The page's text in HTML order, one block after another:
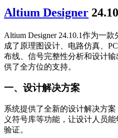
Altium Designer
Altium Designer 24.10.1作为一款
成了原理图设计、电路仿真、
布线、信号完整性分析和设计输
供了全方位的支持。
一、设计解决方案
系统提供了全新的设计解决方案
义符号库等功能，让设计人
验证。